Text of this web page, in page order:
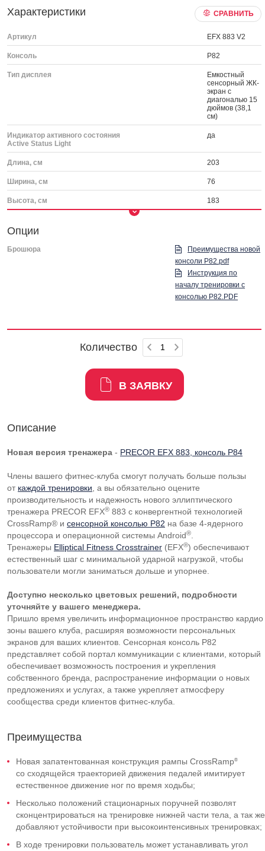
Характеристики СРАВНИТЬ
Артикул EFX 883 V2
Консоль P82
Тип дисплея
Емкостный
сенсорный ЖК-
экран с
диагональю 15
дюймов (38,1
см)
Индикатор активного состояния
Active Status Light
да
Длина, см 203
Ширина, см 76
Высота, см 183
Опции
Брошюра
Преимущества новой
консоли P82.pdf
Инструкция по
началу тренировки с
консолью P82.PDF
Количество
В ЗАЯВКУ
Описание
Новая версия тренажера - PRECOR EFX 883, консоль P84
Члены вашего фитнес-клуба смогут получать больше пользы
от каждой тренировки , а вы обязательно оцените
производительность и надежность нового эллиптического
тренажера PRECOR EFX® 883 с конвергентной технологией
CrossRamp® и сенсорной консолью P82 на базе 4-ядерного
процессора и операционной системы Android®
Тренажеры Elliptical Fitness Crosstrainer (EFX®) обеспечивают
естественный шаг с минимальной ударной нагрузкой, чтобы
пользователи могли заниматься дольше и упорнее.
Доступно несколько цветовых решений, подробности
уточняйте у вашего менеджера.
Пришло время увеличить информационное пространство кардио
зоны вашего клуба, расширяя возможности персональных
экранов для ваших клиентов. Сенсорная консоль Р82
представляет собой портал коммуникации с клиентами, который
обеспечивает возможность построения и укрепления
собственного бренда, распространение информации о новых
предложениях и услугах, а также укрепляет атмосферу
сообщества среди клиентов фитнес-клуба
Преимущества
Новая запатентованная конструкция рампы CrossRamp®
со сходящейся траекторией движения педалей имитирует
естественное движение ног по время ходьбы;
Несколько положений стационарных поручней позволят
сконцентрироваться на тренировке нижней части тела, а так же
добавляют устойчивости при высокоинтенсивных тренировках;
В ходе тренировки пользователь может устанавливать угол